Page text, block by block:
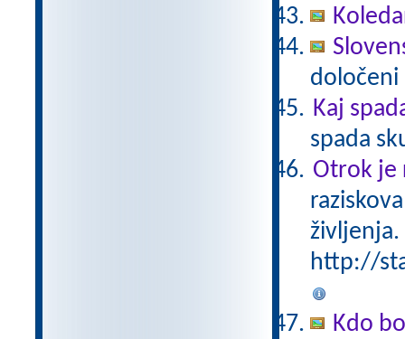
določeni
Kaj
spada
Otrok je
življenja.
http://
Kdo